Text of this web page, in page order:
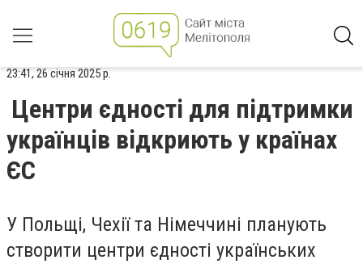
23:41, 26 січня 2025 р.
Центри єдності для підтримки
українців відкриють у країнах
ЄС
У Польщі, Чехії та Німеччині планують
створити центри єдності українських